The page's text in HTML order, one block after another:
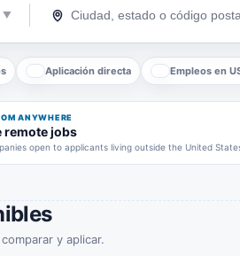
Aplicación directa Empleos en
ANYWHERE
remote jobs
open to applicants living outside the United
y aplicar.